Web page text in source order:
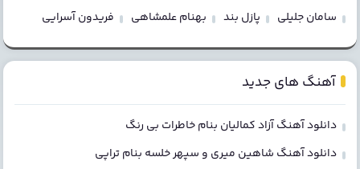
سامان جلیلی
پازل بند بهنام علمشاهی فریدون آسرایی
آهنگ های جدید
دانلود آهنگ آزاد کمالیان بنام خاطرات بی رنگ
دانلود آهنگ شاهین میری و سپهر خلسه بنام تراپی